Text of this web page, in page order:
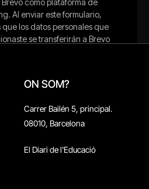
ON SOM?
Carrer Bailén 5, principal.
08010, Barcelona
El Diari de l'Educació